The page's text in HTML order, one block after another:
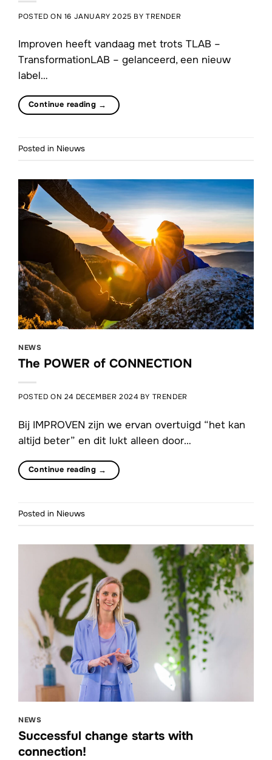
POSTED ON 16 JANUARY 2025 BYTRENDER
Improven heeft vandaag met trots TLAB –
TransformationLAB – gelanceerd, een nieuw
label…
Continue reading →
Posted in Nieuws
NEWS
The POWER of CONNECTION
POSTED ON 24 DECEMBER 2024 BY TRENDER
Bij IMPROVEN zijn we ervan overtuigd “het kan
altijd beter” en dit lukt alleen door…
Continue reading →
Posted in Nieuws
NEWS
Successful change starts with
connection!